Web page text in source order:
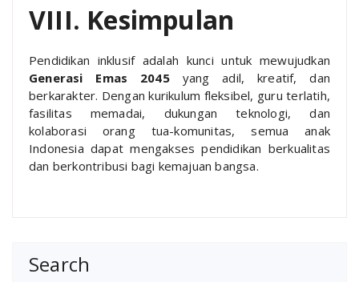
VIII. Kesimpulan
Pendidikan inklusif adalah kunci untuk mewujudkan
Generasi Emas 2045yang adil, kreatif, dan
berkarakter. Dengan kurikulum fleksibel, guru terlatih,
fasilitas memadai, dukungan teknologi, dan
kolaborasi orang tua-komunitas, semua anak
Indonesia dapat mengakses pendidikan berkualitas
dan berkontribusi bagi kemajuan bangsa.
Search